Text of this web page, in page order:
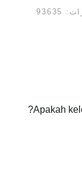
93635
Apakah